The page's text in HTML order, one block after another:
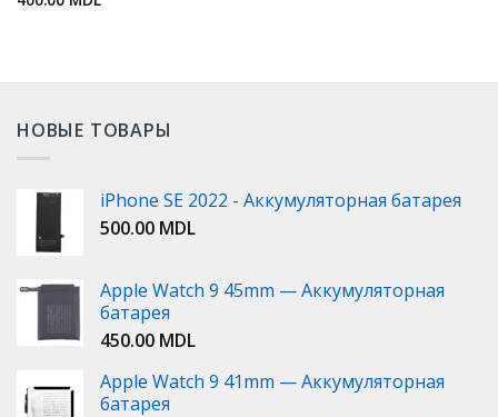
НОВЫЕ ТОВАРЫ
iPhone SE 2022 - Аккумуляторная батарея
500.00 MDL
Apple Watch 9 45mm — Аккумуляторная
батарея
450.00 MDL
Apple Watch 9 41mm — Аккумуляторная
батарея